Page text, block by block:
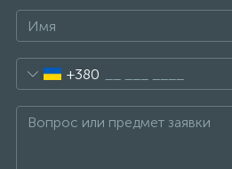
+380